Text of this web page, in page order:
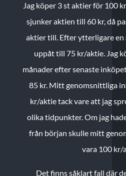
Jag köper 3 st aktier för 100
sjunker aktien till 60 kr, då
aktier till. Efter ytterligare
uppåt till 75 kr/aktie. Jag
månader efter senaste
85 kr. Mitt genomsnittliga
kr/aktie tack vare att jag
olika tidpunkter. Om jag
från början skulle mitt
vara 100 kr/
Det finns såklart fall där